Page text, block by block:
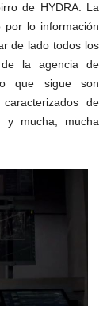
de HYDRA. La
por lo información
de lado todos los
la agencia de
que sigue son
de
y mucha, mucha